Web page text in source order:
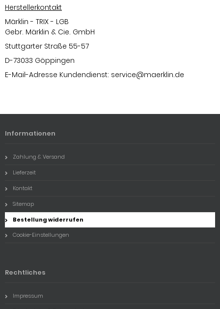
Herstellerkontakt
Märklin - TRIX - LGB
Gebr. Märklin & Cie. GmbH
Stuttgarter Straße 55-57
D-73033 Göppingen
E-Mail-Adresse Kundendienst: service@maerklin.de
Informationen
Zahlung & Versand
Lieferzeit
Kontakt
Sitemap
Bestellung widerrufen
Cookie-Einstellungen
Rechtliches
Impressum